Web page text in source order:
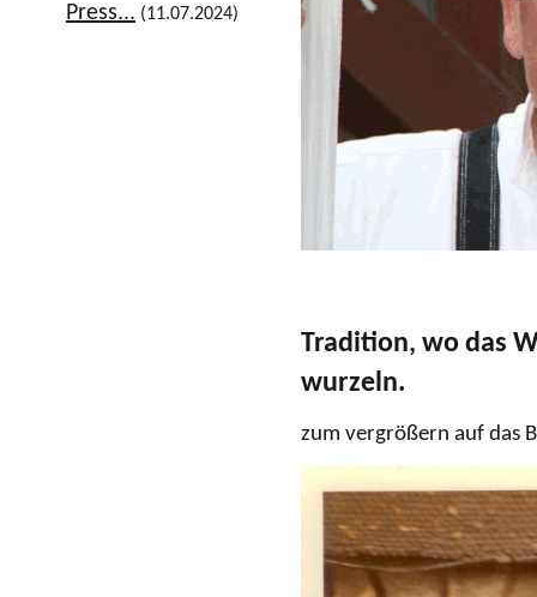
Press... (11.07.2024)
Tradition, wo das
wurzeln.
zum vergrößern auf das